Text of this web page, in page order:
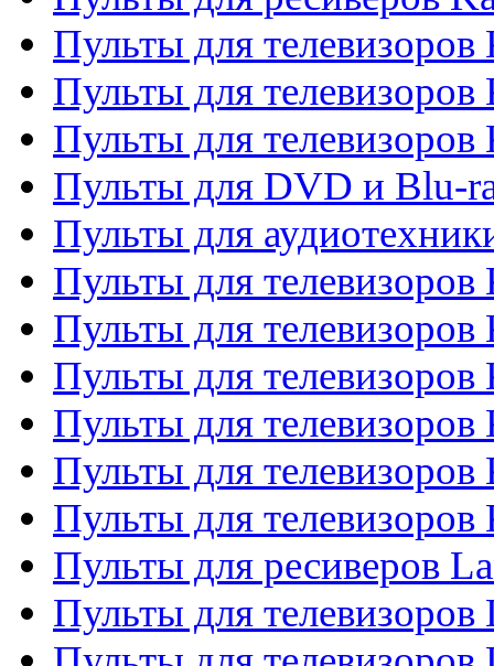
Пульты для телевизоров
Пульты для телевизоров
Пульты для телевизоров
Пульты для DVD и Blu-
Пульты для
Пульты для
Пульты для телевизоров
Пульты для телевизоров
Пульты для телевизоров
Пульты для
Пульты для
Пульты для ресиверов
Пульты для телевизоров